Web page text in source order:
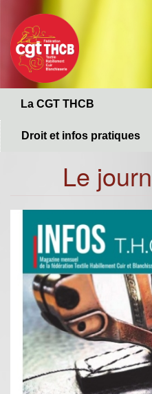
contenu
principal
La CGT THCB
Droit et infos pratiques
Le